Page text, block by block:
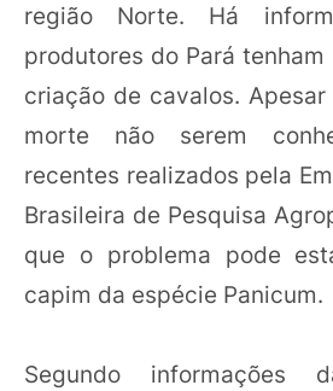
região Norte. Há
produtores do Pará tenham
criação de cavalos.
morte não serem
recentes realizados pela
Brasileira de Pesquisa
que o problema pode
capim da espécie Panicum.
Segundo informações